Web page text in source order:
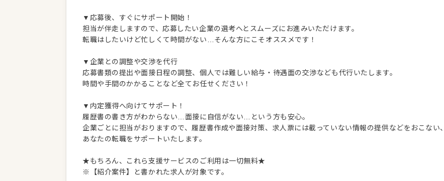
▼応募後、すぐにサポート開始！
担当が伴走しますので、応募したい企業の選考へとスムーズにお進みいただけます。
転職はしたいけど忙しくて時間がない…そんな方にこそオススメです！
▼企業との調整や交渉を代行
応募書類の提出や面接日程の調整、個人では難しい給与・待遇面の交渉なども代行いたします。
時間や手間のかかることなど全てお任せください！
▼内定獲得へ向けてサポート！
履歴書の書き方がわからない…面接に自信がない…という方も安心。
企業ごとに担当がおりますので、履歴書作成や面接対策、求人票には載っていない情報の提供などをおこない、
あなたの転職をサポートいたします。
★もちろん、これら支援サービスのご利用は一切無料★
※【紹介案件】と書かれた求人が対象です。